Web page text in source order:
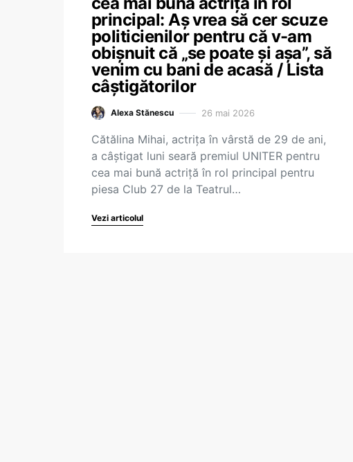
principal: Aș vrea să cer scuze
politicienilor pentru că v-am
obișnuit că „se poate și așa”, să
venim cu bani de acasă / Lista
câștigătorilor
Alexa Stănescu 26 mai 2026
Cătălina Mihai, actrița în vârstă de 29 de ani,
a câștigat luni seară premiul UNITER pentru
cea mai bună actriță în rol principal pentru
piesa Club 27 de la Teatrul…
Vezi articolul